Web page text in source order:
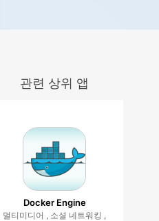
관련 상위 앱
Docker Engine
멀티미디어 , 소셜 네트워킹 ,